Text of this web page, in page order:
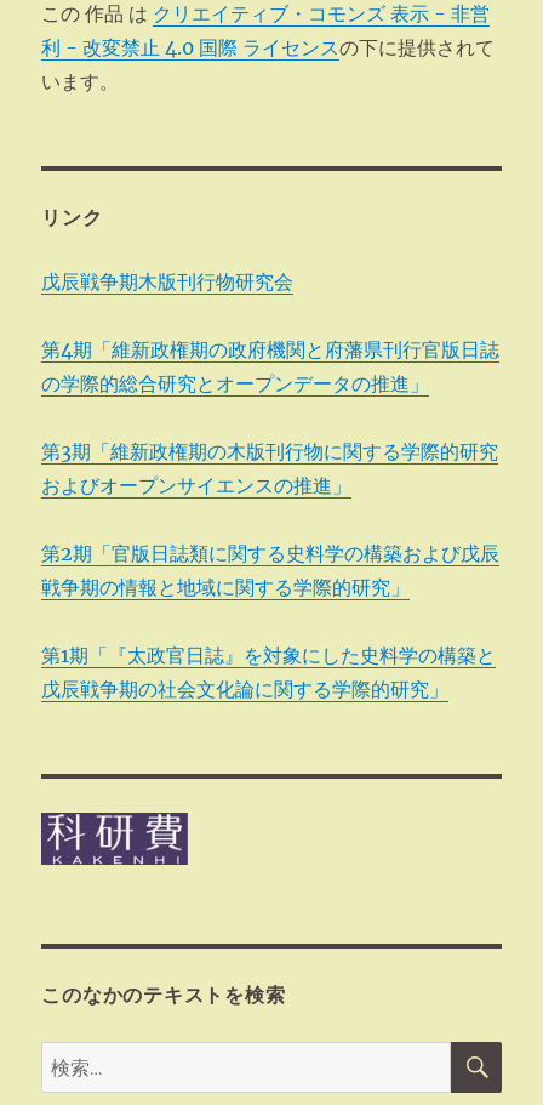
この 作品 は クリエイティブ・コモンズ 表示 - 非営
利 - 改変禁止 4.0 国際 ライセンスの下に提供されて
います。
リンク
戊辰戦争期木版刊行物研究会
第4期「維新政権期の政府機関と府藩県刊行官版日誌
の学際的総合研究とオープンデータの推進」
第3期「維新政権期の木版刊行物に関する学際的研究
およびオープンサイエンスの推進」
第2期「官版日誌類に関する史料学の構築および戊辰
戦争期の情報と地域に関する学際的研究」
第1期「『太政官日誌』を対象にした史料学の構築と
戊辰戦争期の社会文化論に関する学際的研究」
このなかのテキストを検索
検
索:
検